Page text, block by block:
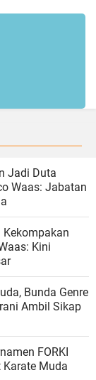
Jadi Duta
Waas: Jabatan
Kini
Bunda Genre
Ambil Sikap
FORKI
Karate Muda